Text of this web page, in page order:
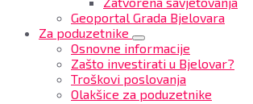
Geoportal Grada Bjelovara
Za poduzetnike
Osnovne informacije
Zašto investirati u Bjelovar?
Troškovi poslovanja
Olakšice za poduzetnike